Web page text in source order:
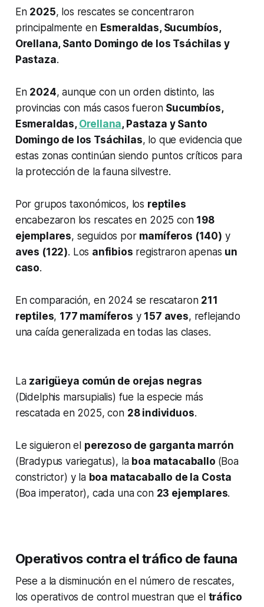
En 2025, los rescates se concentraron
principalmente en Esmeraldas, Sucumbíos,
Orellana, Santo Domingo de los Tsáchilas y
Pastaza.
En 2024, aunque con un orden distinto, las
provincias con más casos fueron Sucumbíos,
Esmeraldas, Orellana, Pastaza y Santo
Domingo de los Tsáchilas, lo que evidencia que
estas zonas continúan siendo puntos críticos para
la protección de la fauna silvestre.
Por grupos taxonómicos, los reptiles
encabezaron los rescates en 2025 con 198
ejemplares, seguidos por mamíferos (140) y
aves (122). Los anfibios registraron apenas un
caso.
En comparación, en 2024 se rescataron 211
reptiles, 177 mamíferos y 157 aves, reflejando
una caída generalizada en todas las clases.
La zarigüeya común de orejas negras
( Didelphis marsupialis) fue la especie más
rescatada en 2025, con 28 individuos.
Le siguieron el perezoso de garganta marrón
( Bradypus variegatus), la boa matacaballo (Boa
constrictor) y la boa matacaballo de la Costa
( Boa imperator), cada una con 23 ejemplares.
Operativos contra el tráfico de fauna
Pese a la disminución en el número de rescates,
los operativos de control muestran que el tráfico